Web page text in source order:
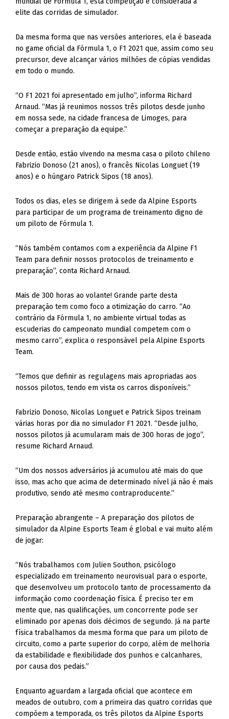
elite das corridas de simulador.
Da mesma forma que nas versões anteriores, ela é baseada
no game oficial da Fórmula 1, o F1 2021 que, assim como seu
precursor, deve alcançar vários milhões de cópias vendidas
em todo o mundo.
“O F1 2021 foi apresentado em julho”, informa Richard
Arnaud. “Mas já reunimos nossos três pilotos desde junho
em nossa sede, na cidade francesa de Limoges, para
começar a preparação da equipe.”
Desde então, estão vivendo na mesma casa o piloto chileno
Fabrizio Donoso (21 anos), o francês Nicolas Longuet (19
anos) e o húngaro Patrick Sipos (18 anos).
Todos os dias, eles se dirigem à sede da Alpine Esports
para participar de um programa de treinamento digno de
um piloto de Fórmula 1.
“Nós também contamos com a experiência da Alpine F1
Team para definir nossos protocolos de treinamento e
preparação”, conta Richard Arnaud.
Mais de 300 horas ao volante! Grande parte desta
preparação tem como foco a otimização do carro. “Ao
contrário da Fórmula 1, no ambiente virtual todas as
escuderias do campeonato mundial competem com o
mesmo carro”, explica o responsável pela Alpine Esports
Team.
“Temos que definir as regulagens mais apropriadas aos
nossos pilotos, tendo em vista os carros disponíveis.”
Fabrizio Donoso, Nicolas Longuet e Patrick Sipos treinam
várias horas por dia no simulador F1 2021. “Desde julho,
nossos pilotos já acumularam mais de 300 horas de jogo”,
resume Richard Arnaud.
“Um dos nossos adversários já acumulou até mais do que
isso, mas acho que acima de determinado nível já não é mais
produtivo, sendo até mesmo contraproducente.”
Preparação abrangente – A preparação dos pilotos de
simulador da Alpine Esports Team é global e vai muito além
de jogar:
“Nós trabalhamos com Julien Southon, psicólogo
especializado em treinamento neurovisual para o esporte,
que desenvolveu um protocolo tanto de processamento da
informação como coordenação física. É preciso ter em
mente que, nas qualificações, um concorrente pode ser
eliminado por apenas dois décimos de segundo. Já na parte
física trabalhamos da mesma forma que para um piloto de
circuito, como a parte superior do corpo, além de melhoria
da estabilidade e flexibilidade dos punhos e calcanhares,
por causa dos pedais.”
Enquanto aguardam a largada oficial que acontece em
meados de outubro, com a primeira das quatro corridas que
compõem a temporada, os três pilotos da Alpine Esports